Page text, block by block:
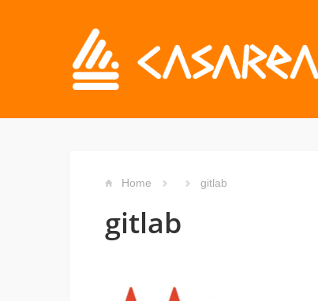
Home gitlab
gitlab